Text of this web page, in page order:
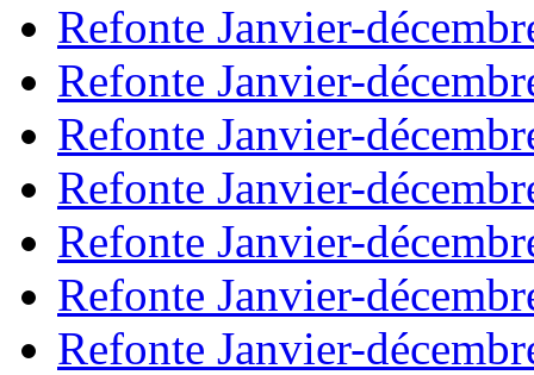
Refonte Janvier-
Refonte Janvier-
Refonte Janvier-
Refonte Janvier-
Refonte Janvier-
Refonte Janvier-
Refonte Janvier-